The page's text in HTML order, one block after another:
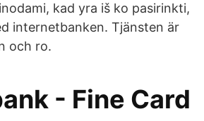
kad yra iš ko pasirinkti,
internetbanken. Tjänsten är
och ro.
- Fine Card